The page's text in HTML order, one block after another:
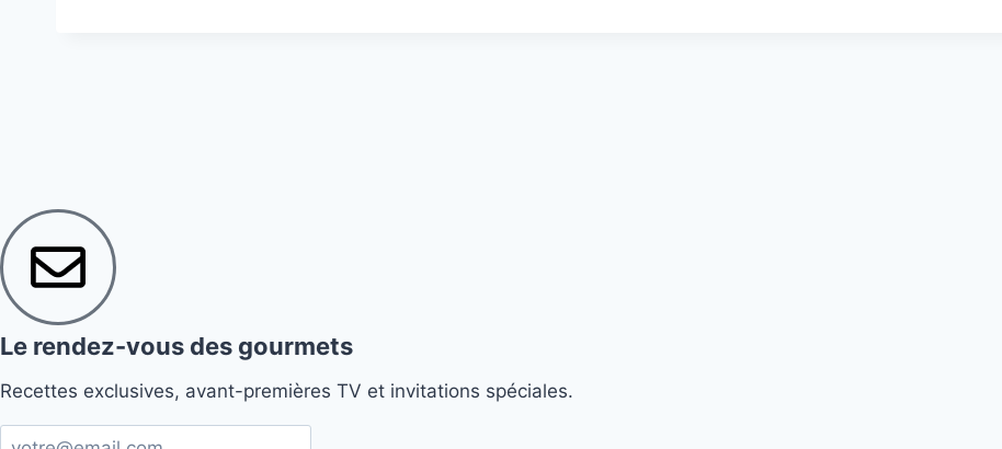
Le rendez-vous des gourmets
Recettes exclusives, avant-premières TV et invitations spéciales.